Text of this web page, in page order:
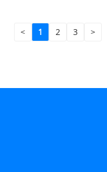
< 1 2 3 >